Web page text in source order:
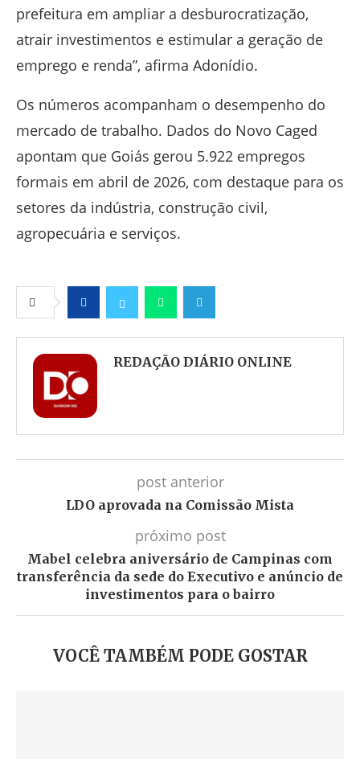
prefeitura em ampliar a desburocratização,
atrair investimentos e estimular a geração de
emprego e renda”, afirma Adonídio.
Os números acompanham o desempenho do
mercado de trabalho. Dados do Novo Caged
apontam que Goiás gerou 5.922 empregos
formais em abril de 2026, com destaque para os
setores da indústria, construção civil,
agropecuária e serviços.
FacebookTwitter WhatsappTelegram
REDAÇÃO DIÁRIO ONLINE
post anterior
LDO aprovada na Comissão Mista
próximo post
Mabel celebra aniversário de Campinas com
transferência da sede do Executivo e anúncio de
investimentos para o bairro
VOCÊ TAMBÉM PODE GOSTAR